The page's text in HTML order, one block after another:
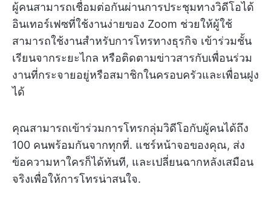
ผู้คนสามารถเชื่อมต่อกันผ่านการประชุมทางวิดีโอได้
อินเทอร์เฟซที่ใช้งานง่ายของ Zoom ช่วยให้ผู้ใช้
สามารถใช้งานสำหรับการโทรทางธุรกิจ เข้าร่วมชั้น
เรียนจากระยะไกล หรือติดตามข่าวสารกับเพื่อนร่วม
งานที่กระจายอยู่หรือสมาชิกในครอบครัวและเพื่อนฝูง
ได้
คุณสามารถเข้าร่วมการโทรกลุ่มวิดีโอกับผู้คนได้ถึง
100 คนพร้อมกันจากทุกที่. แชร์หน้าจอของคุณ, ส่ง
ข้อความหาใครก็ได้ทันที, และเปลี่ยนฉากหลังเสมือน
จริงเพื่อให้การโทรน่าสนใจ.